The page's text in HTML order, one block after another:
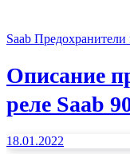
Saab Предохранители
Описание
реле Saab
18.01.2022